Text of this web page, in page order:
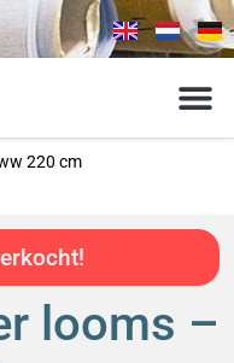
220 cm
looms –